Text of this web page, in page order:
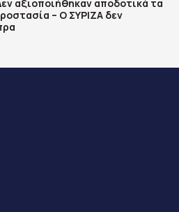
αξιοποιήθηκαν αποδοτικά τα
– Ο ΣΥΡΙΖΑ δεν